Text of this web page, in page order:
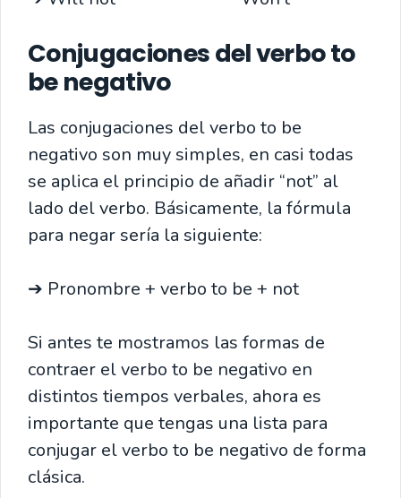
Conjugaciones del verbo to
be negativo
Las conjugaciones del verbo to be
negativo son muy simples, en casi todas
se aplica el principio de añadir “not” al
lado del verbo. Básicamente, la fórmula
para negar sería la siguiente:
➔ Pronombre + verbo to be + not
Si antes te mostramos las formas de
contraer el verbo to be negativo en
distintos tiempos verbales, ahora es
importante que tengas una lista para
conjugar el verbo to be negativo de forma
clásica.